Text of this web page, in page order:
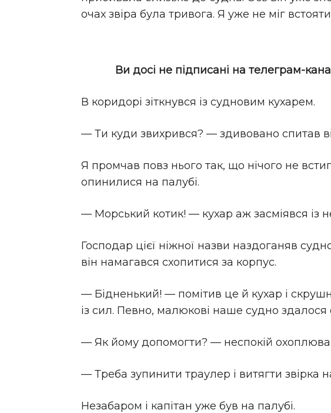
очах звіра була тривога. Я уже не міг
Ви досі не підписані на телеграм-
В коридорі зіткнувся із судновим кухарем.
— Ти куди звихрився? — здивовано спитав
Я промчав повз нього так, що нічого не
опинилися на палубі.
— Морський котик! — кухар аж засміявся із
Господар цієї ніжної назви наздоганяв
він намагався схопитися за корпус.
— Бідненький! — помітив це й кухар і
із сил. Певно, малюкові наше судно
— Як йому допомогти? — неспокій
— Треба зупинити траулер і витягти звірка
Незабаром і капітан уже був на палубі.